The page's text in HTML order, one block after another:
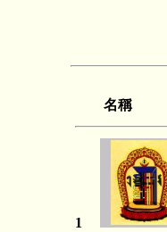
名稱
1